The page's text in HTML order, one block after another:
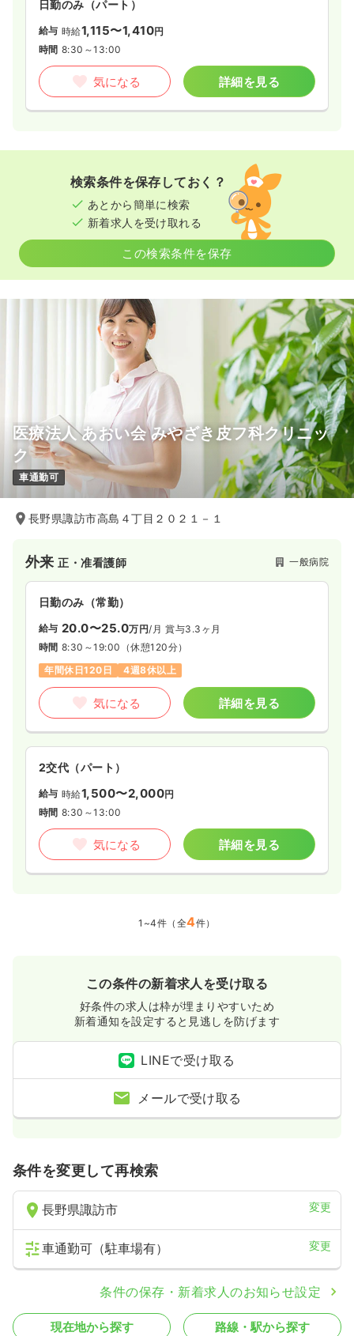
日勤のみ（パート）
給与 時給1,115〜1,410円
時間 8:30～13:00
気になる 詳細を見る
検索条件を保存しておく？
あとから簡単に検索
新着求人を受け取れる
この検索条件を保存
医療法人 あおい会 みやざき皮フ科クリニッ
ク
車通勤可
長野県諏訪市高島４丁目２０２１－１
外来正・准看護師 一般病院
日勤のみ（常勤）
給与 20.0〜25.0万円/月 賞与3.3ヶ月
時間 8:30～19:00 （休憩120分）
年間休日120日
4週8休以上
気になる 詳細を見る
2交代（パート）
給与 時給1,500〜2,000円
時間 8:30～13:00
気になる 詳細を見る
1~4件（全4件）
この条件の新着求人を受け取る
好条件の求人は枠が埋まりやすいため
新着通知を設定すると見逃しを防げます
LINEで受け取る
メールで受け取る
条件を変更して再検索
長野県諏訪市 変更
車通勤可（駐車場有） 変更
条件の保存・新着求人のお知らせ設定
現在地から探す 路線・駅から探す